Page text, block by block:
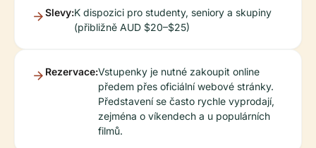
Slevy:K dispozici pro studenty, seniory a skupiny
(přibližně AUD $20–$25)
Rezervace:Vstupenky je nutné zakoupit online
předem přes oficiální webové stránky.
Představení se často rychle vyprodají,
zejména o víkendech a u populárních
filmů.